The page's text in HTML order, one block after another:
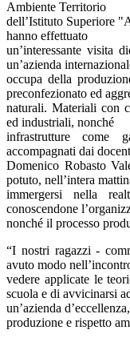
Ambiente Territorio
dell’Istituto Superiore
hanno effettuato
un’interessante visita
un’azienda
occupa della
preconfezionato ed
naturali. Materiali con
ed industriali, nonché
infrastrutture
accompagnati dai
Domenico Robasto
potuto, nell’intera
immergersi nella
conoscendone
nonché il processo
“I nostri ragazzi -
avuto modo
vedere applicate le
scuola e di avvicinarsi
un’azienda
produzione e rispetto